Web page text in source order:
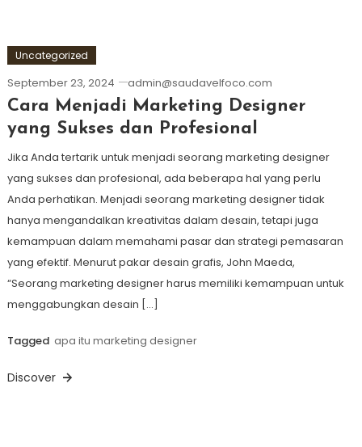
Uncategorized
September 23, 2024 admin@saudavelfoco.com
Cara Menjadi Marketing Designer
yang Sukses dan Profesional
Jika Anda tertarik untuk menjadi seorang marketing designer
yang sukses dan profesional, ada beberapa hal yang perlu
Anda perhatikan. Menjadi seorang marketing designer tidak
hanya mengandalkan kreativitas dalam desain, tetapi juga
kemampuan dalam memahami pasar dan strategi pemasaran
yang efektif. Menurut pakar desain grafis, John Maeda,
“Seorang marketing designer harus memiliki kemampuan untuk
menggabungkan desain […]
Tagged apa itu marketing designer
Discover